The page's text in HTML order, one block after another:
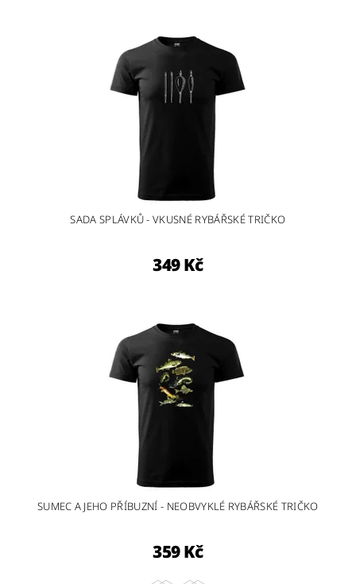
SADA SPLÁVKŮ - VKUSNÉ RYBÁŘSKÉ TRIČKO
349 Kč
SUMEC A JEHO PŘÍBUZNÍ - NEOBVYKLÉ RYBÁŘSKÉ TRIČKO
359 Kč